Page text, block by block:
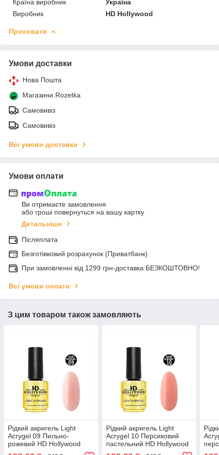
Країна виробник
Україна
Виробник
HD Hollywood
Приховати
Умови доставки
Нова Пошта
Магазини Rozetka
Самовивіз
Самовивіз
Всі умови доставки
Умови оплати
Ви отримаєте замовлення
або гроші повернуться на вашу картку
Детальніше
Післяплата
Безготівковий розрахунок (Приватбанк)
При замовленні від 1299 грн-доставка БЕЗКОШТОВНО!
Всі умови оплати
З цим товаром також замовляють
Рідкий акригель Light
Acrygel 09 Пильно-
рожевий HD Hollywood
Рідкий акригель Light
Acrygel 10 Персиковий
пастельний HD Hollywood